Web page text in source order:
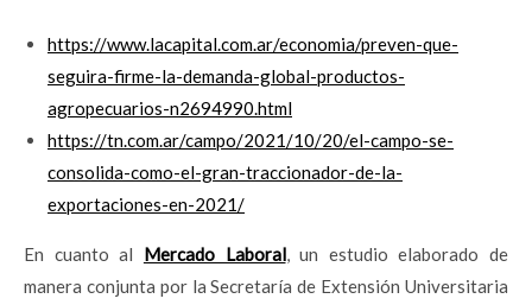
https://www.lacapital.com.ar/economia/preven-que-
seguira-firme-la-demanda-global-productos-
agropecuarios-n2694990.html
https://tn.com.ar/campo/2021/10/20/el-campo-se-
consolida-como-el-gran-traccionador-de-la-
exportaciones-en-2021/
En cuanto al Mercado Laboral, un estudio elaborado de
manera conjunta por la Secretaría de Extensión Universitaria